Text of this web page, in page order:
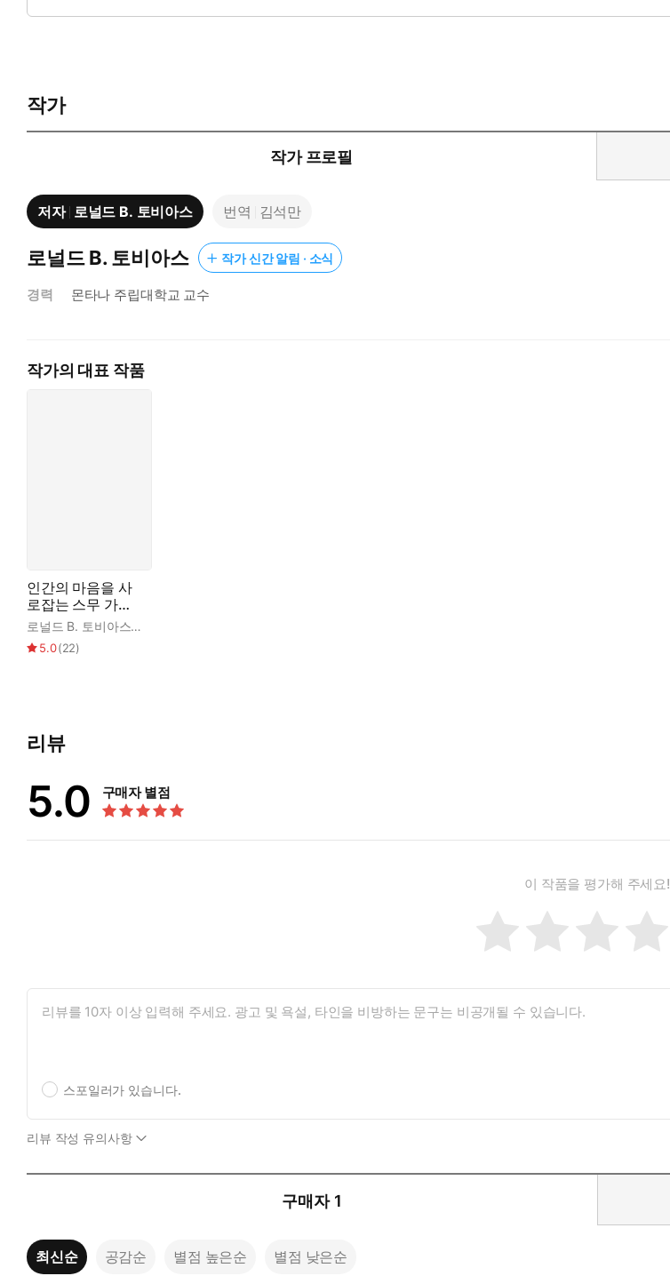
작가
작가 프로필
저자 로널드 B. 토비아스 번역 김석만
로널드 B. 토비아스 작가 신간 알림 · 소식
경력 몬타나 주립대학교 교수
작가의 대표 작품
인간의 마음을 사
로잡는 스무 가지
플롯
로널드 B. 토비아스
,김석만
5.0(22)
리뷰
5.0 구매자 별점
이 작품을 평가해 주세요!
스포일러가 있습니다.
리뷰 작성 유의사항
구매자 1
최신순 공감순 별점 높은순 별점 낮은순